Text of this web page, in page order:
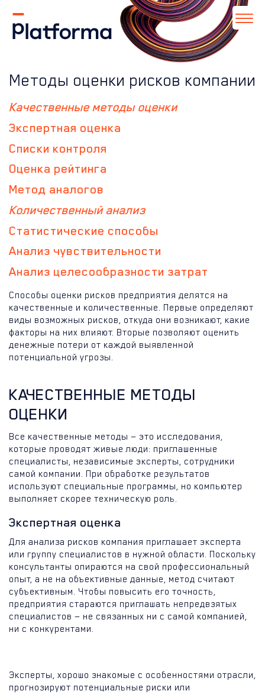
Методы оценки рисков компании
Качественные методы оценки
Экспертная оценка
Списки контроля
Оценка рейтинга
Метод аналогов
Количественный анализ
Статистические способы
Анализ чувствительности
Анализ целесообразности затрат
Способы оценки рисков предприятия делятся на
качественные и количественные. Первые определяют
виды возможных рисков, откуда они возникают, какие
факторы на них влияют. Вторые позволяют оценить
денежные потери от каждой выявленной
потенциальной угрозы.
КАЧЕСТВЕННЫЕ МЕТОДЫ
ОЦЕНКИ
Все качественные методы — это исследования,
которые проводят живые люди: приглашенные
специалисты, независимые эксперты, сотрудники
самой компании. При обработке результатов
используют специальные программы, но компьютер
выполняет скорее техническую роль.
Экспертная оценка
Для анализа рисков компания приглашает эксперта
или группу специалистов в нужной области. Поскольку
консультанты опираются на свой профессиональный
опыт, а не на объективные данные, метод считают
субъективным. Чтобы повысить его точность,
предприятия стараются приглашать непредвзятых
специалистов — не связанных ни с самой компанией,
ни с конкурентами.
Эксперты, хорошо знакомые с особенностями отрасли,
прогнозируют потенциальные риски или